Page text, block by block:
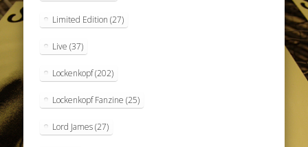
Limited Edition (27)
Live (37)
Lockenkopf(202)
Lockenkopf Fanzine (25)
Lord James(27)